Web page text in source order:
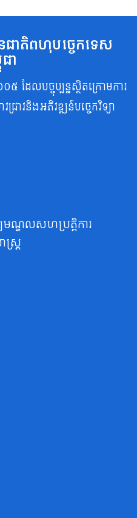
ជាតិពហុបច្ចេកទេស
ជា
៥ ដែលបច្ចុប្បន្នស្ថិតក្រោមការ
ាវនិងអភិវឌ្ឍន៍បច្ចេកវិទ្យា
មណ្ឌលសហប្រត្តិការ
ស្ត្រ